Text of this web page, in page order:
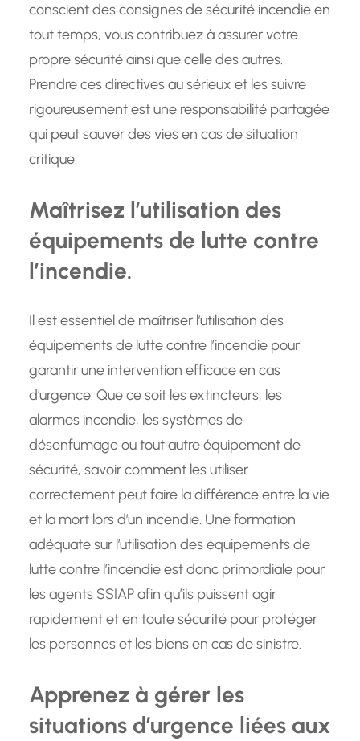
conscient des consignes de sécurité incendie en
tout temps, vous contribuez à assurer votre
propre sécurité ainsi que celle des autres.
Prendre ces directives au sérieux et les suivre
rigoureusement est une responsabilité partagée
qui peut sauver des vies en cas de situation
critique.
Maîtrisez l’utilisation des
équipements de lutte contre
l’incendie.
Il est essentiel de maîtriser l’utilisation des
équipements de lutte contre l’incendie pour
garantir une intervention efficace en cas
d’urgence. Que ce soit les extincteurs, les
alarmes incendie, les systèmes de
désenfumage ou tout autre équipement de
sécurité, savoir comment les utiliser
correctement peut faire la différence entre la vie
et la mort lors d’un incendie. Une formation
adéquate sur l’utilisation des équipements de
lutte contre l’incendie est donc primordiale pour
les agents SSIAP afin qu’ils puissent agir
rapidement et en toute sécurité pour protéger
les personnes et les biens en cas de sinistre.
Apprenez à gérer les
situations d’urgence liées aux